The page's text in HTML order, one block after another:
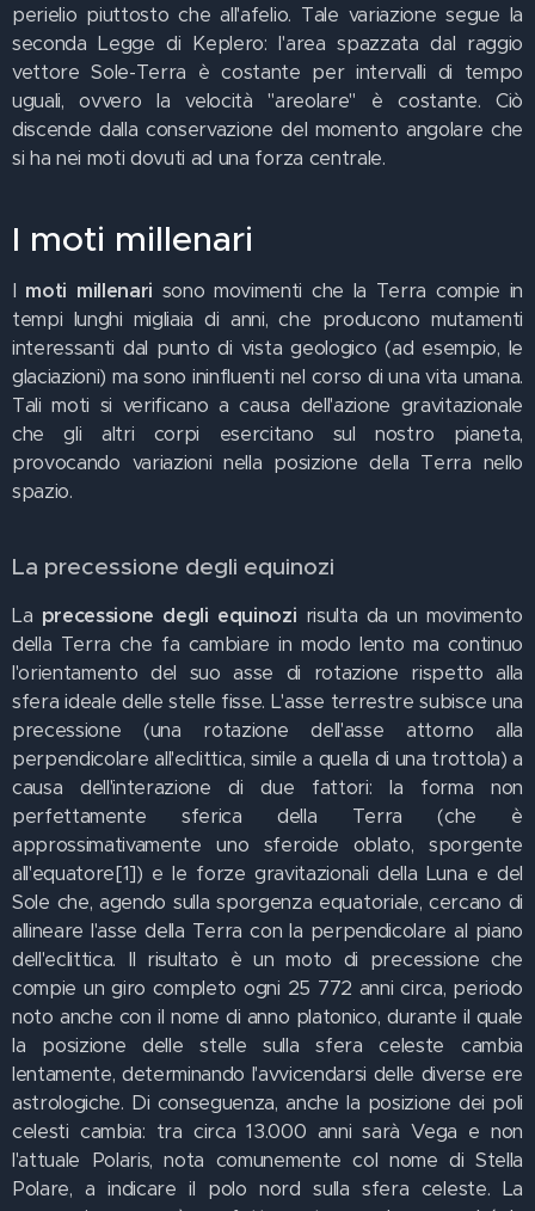
perielio piuttosto che all'afelio. Tale variazione segue la
seconda Legge di Keplero: l'area spazzata dal raggio
vettore Sole-Terra è costante per intervalli di tempo
uguali, ovvero la velocità "areolare" è costante. Ciò
discende dalla conservazione del momento angolare che
si ha nei moti dovuti ad una forza centrale.
I moti millenari
I moti millenari sono movimenti che la Terra compie in
tempi lunghi migliaia di anni, che producono mutamenti
interessanti dal punto di vista geologico (ad esempio, le
glaciazioni) ma sono ininfluenti nel corso di una vita umana.
Tali moti si verificano a causa dell'azione gravitazionale
che gli altri corpi esercitano sul nostro pianeta,
provocando variazioni nella posizione della Terra nello
spazio.
La precessione degli equinozi
La precessione degli equinozi risulta da un movimento
della Terra che fa cambiare in modo lento ma continuo
l'orientamento del suo asse di rotazione rispetto alla
sfera ideale delle stelle fisse. L'asse terrestre subisce una
precessione (una rotazione dell'asse attorno alla
perpendicolare all'eclittica, simile a quella di una trottola) a
causa dell'interazione di due fattori: la forma non
perfettamente sferica della Terra (che è
approssimativamente uno sferoide oblato, sporgente
all'equatore[1]) e le forze gravitazionali della Luna e del
Sole che, agendo sulla sporgenza equatoriale, cercano di
allineare l'asse della Terra con la perpendicolare al piano
dell'eclittica. Il risultato è un moto di precessione che
compie un giro completo ogni 25 772 anni circa, periodo
noto anche con il nome di anno platonico, durante il quale
la posizione delle stelle sulla sfera celeste cambia
lentamente, determinando l'avvicendarsi delle diverse ere
astrologiche. Di conseguenza, anche la posizione dei poli
celesti cambia: tra circa 13.000 anni sarà Vega e non
l'attuale Polaris, nota comunemente col nome di Stella
Polare, a indicare il polo nord sulla sfera celeste. La